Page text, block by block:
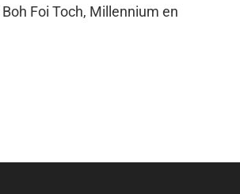
Foi Toch, Millennium en